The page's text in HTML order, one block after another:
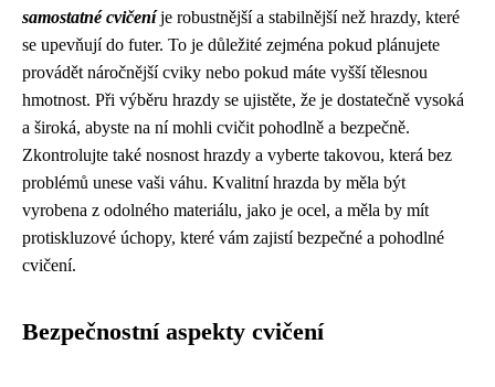
samostatné cvičeníje robustnější a stabilnější než hrazdy, které
se upevňují do futer. To je důležité zejména pokud plánujete
provádět náročnější cviky nebo pokud máte vyšší tělesnou
hmotnost. Při výběru hrazdy se ujistěte, že je dostatečně vysoká
a široká, abyste na ní mohli cvičit pohodlně a bezpečně.
Zkontrolujte také nosnost hrazdy a vyberte takovou, která bez
problémů unese vaši váhu. Kvalitní hrazda by měla být
vyrobena z odolného materiálu, jako je ocel, a měla by mít
protiskluzové úchopy, které vám zajistí bezpečné a pohodlné
cvičení.
Bezpečnostní aspekty cvičení